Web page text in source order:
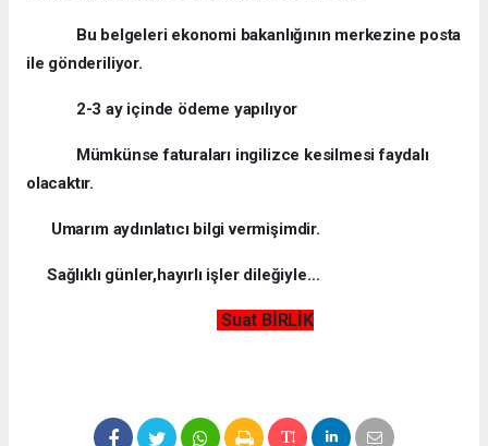
Bu belgeleri ekonomi bakanlığının merkezine posta
ile gönderiliyor.
2-3 ay içinde ödeme yapılıyor
Mümkünse faturaları ingilizce kesilmesi faydalı
olacaktır.
Umarım aydınlatıcı bilgi vermişimdir.
Sağlıklı günler,hayırlı işler dileğiyle…
Suat BİRLİK